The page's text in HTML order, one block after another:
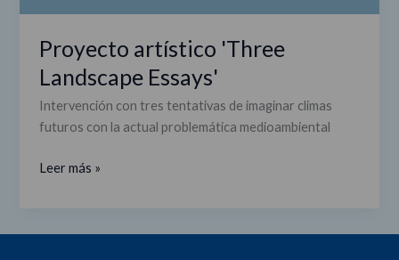
Proyecto artístico 'Three
Landscape Essays'
Intervención con tres tentativas de imaginar climas
futuros con la actual problemática medioambiental
Leer más »